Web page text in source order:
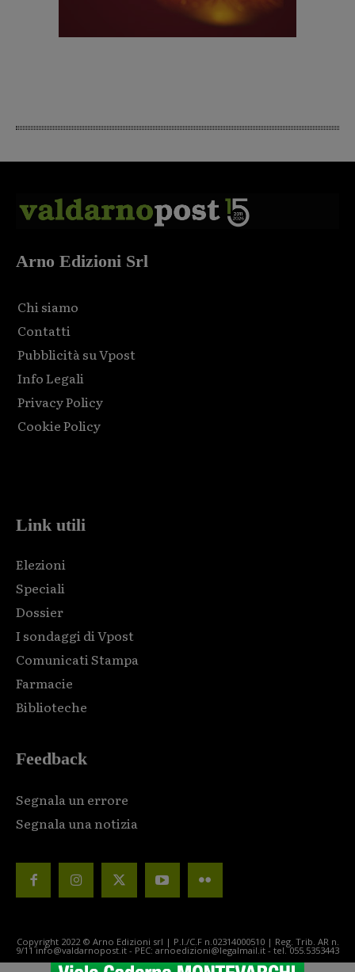
Arno Edizioni Srl
Chi siamo
Contatti
Pubblicità su Vpost
Info Legali
Privacy Policy
Cookie Policy
Link utili
Elezioni
Speciali
Dossier
I sondaggi di Vpost
Comunicati Stampa
Farmacie
Biblioteche
Feedback
Segnala un errore
Segnala una notizia
Copyright 2022 © Arno Edizioni srl | P.I./C.F n.02314000510 | Reg. Trib. AR n.
9/11 info@valdarnopost.it - PEC: arnoedizioni@legalmail.it - tel. 055.5353443